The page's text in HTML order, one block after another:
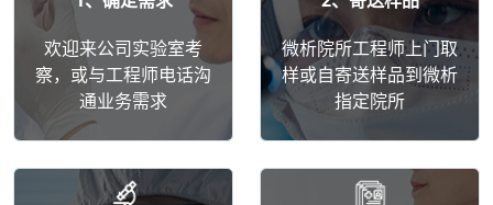
欢迎来公司实验室考
察，或与工程师电话沟
通业务需求
微析院所工程师上门取
样或自寄送样品到微析
指定院所